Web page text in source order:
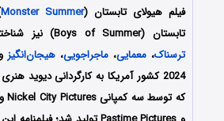
فیلم هیولای تابستان (Monster Summer
تابستان (Boys of Summer) نیز شناخته می‌شود، یک فیلم
ترسناک، معمایی، ماجراجویی، هیجان‌انگیز